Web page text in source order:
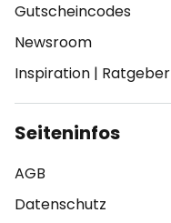
Gutscheincodes
Newsroom
Inspiration | Ratgeber
Seiteninfos
AGB
Datenschutz